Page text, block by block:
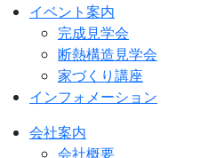
イベント案内
完成見学会
断熱構造見学会
家づくり講座
インフォメーション
会社案内
会社概要